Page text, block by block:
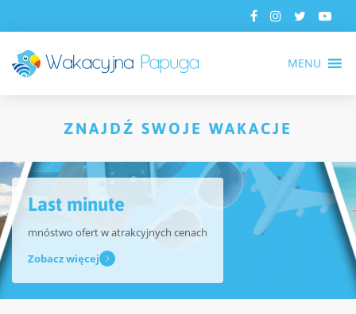
MENU
ZNAJDŹ SWOJE WAKACJE
Last minute
mnóstwo ofert w atrakcyjnych cenach
Zobacz więcej